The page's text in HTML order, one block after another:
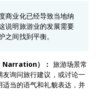
商业化已经导致当地纳
说明旅游业的发展需要
之间找到平衡。
）： 旅游场景常
询问旅行建议，或讨论一
当的语气和礼貌表达，并